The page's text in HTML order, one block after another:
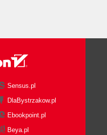
Sensus.pl
DlaBystrzakow.pl
Ebookpoint.pl
Beya.pl